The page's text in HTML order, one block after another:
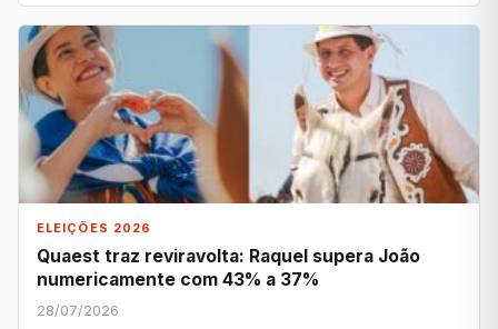
ELEIÇÕES 2026
Quaest traz reviravolta: Raquel supera João
numericamente com 43% a 37%
28/07/2026